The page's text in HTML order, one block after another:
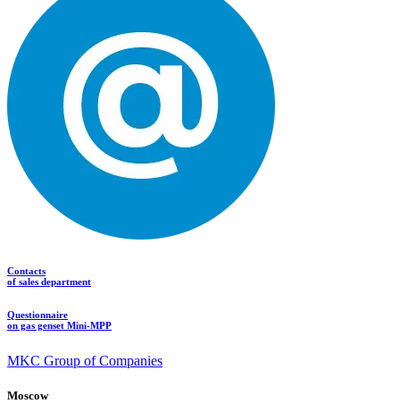
Contacts
of sales department
Questionnaire
on gas genset Mini-MPP
MKC Group of Companies
Moscow